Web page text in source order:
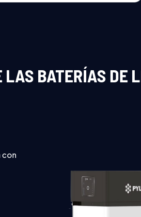
LAS BATERÍAS DE
con